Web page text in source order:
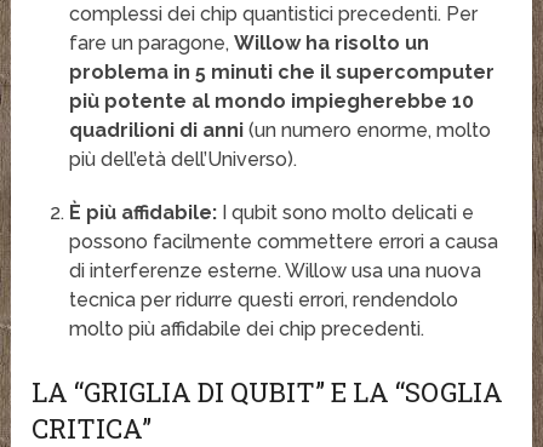
complessi dei chip quantistici precedenti. Per
fare un paragone, Willow ha risolto un
problema in 5 minuti che il supercomputer
più potente al mondo impiegherebbe 10
quadrilioni di anni(un numero enorme, molto
più dell’età dell’Universo).
È più affidabile:I qubit sono molto delicati e
possono facilmente commettere errori a causa
di interferenze esterne. Willow usa una nuova
tecnica per ridurre questi errori, rendendolo
molto più affidabile dei chip precedenti.
LA “GRIGLIA DI QUBIT” E LA “SOGLIA
CRITICA”